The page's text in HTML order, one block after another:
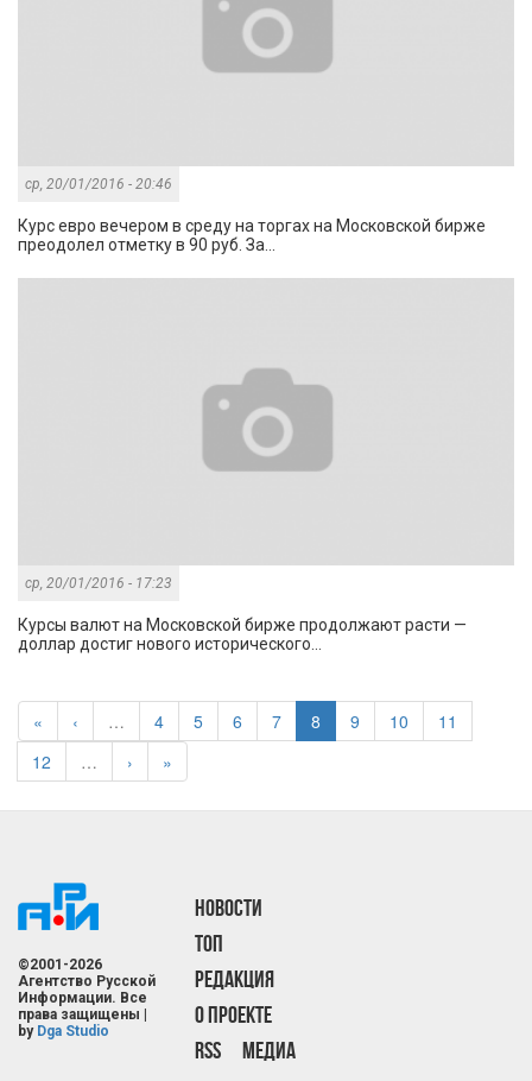
ср, 20/01/2016 - 20:46
Курс евро вечером в среду на торгах на Московской бирже
преодолел отметку в 90 руб. За...
ср, 20/01/2016 - 17:23
Курсы валют на Московской бирже продолжают расти —
доллар достиг нового исторического...
« ‹ … 4 5 6 7 8 9 10
11
12
… › »
©2001-2026
Агентство Русской
Информации. Все
права защищены |
by Dga Studio
НОВОСТИ
ТОП
РЕДАКЦИЯ
О ПРОЕКТЕ
RSS
МЕДИА